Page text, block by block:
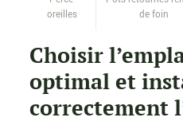
oreilles
de foin
Choisir
optimal et
correctement